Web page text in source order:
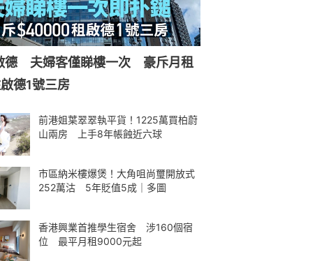
德 夫婦客僅睇樓一次 豪斥月租
德1號三房
前港姐葉翠翠執平貨！1225萬買柏蔚
山兩房 上手8年帳蝕近六球
市區納米樓爆煲！大角咀尚璽開放式
252萬沽 5年貶值5成｜多圖
香港興業首推學生宿舍 涉160個宿
位 最平月租9000元起